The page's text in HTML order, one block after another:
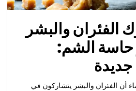
الفئران والبشر
الشم:
أن الفئران والبشر يتشاركون في